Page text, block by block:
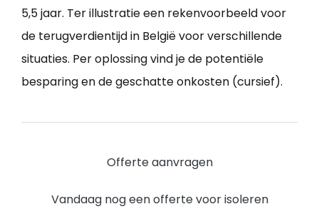
5,5 jaar. Ter illustratie een rekenvoorbeeld voor
de terugverdientijd in België voor verschillende
situaties. Per oplossing vind je de potentiële
besparing en de geschatte onkosten (cursief).
Offerte aanvragen
Vandaag nog een offerte voor isoleren